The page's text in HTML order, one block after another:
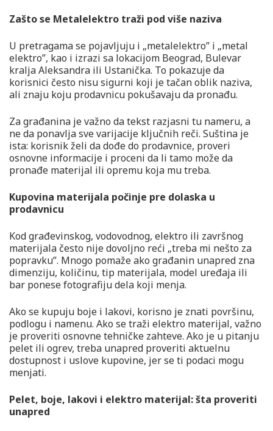
Zašto se Metalelektro traži pod više naziva
U pretragama se pojavljuju i „metalelektro” i „metal
elektro”, kao i izrazi sa lokacijom Beograd, Bulevar
kralja Aleksandra ili Ustanička. To pokazuje da
korisnici često nisu sigurni koji je tačan oblik naziva,
ali znaju koju prodavnicu pokušavaju da pronađu.
Za građanina je važno da tekst razjasni tu nameru, a
ne da ponavlja sve varijacije ključnih reči. Suština je
ista: korisnik želi da dođe do prodavnice, proveri
osnovne informacije i proceni da li tamo može da
pronađe materijal ili opremu koja mu treba.
Kupovina materijala počinje pre dolaska u
prodavnicu
Kod građevinskog, vodovodnog, elektro ili završnog
materijala često nije dovoljno reći „treba mi nešto za
popravku”. Mnogo pomaže ako građanin unapred zna
dimenziju, količinu, tip materijala, model uređaja ili
bar ponese fotografiju dela koji menja.
Ako se kupuju boje i lakovi, korisno je znati površinu,
podlogu i namenu. Ako se traži elektro materijal, važno
je proveriti osnovne tehničke zahteve. Ako je u pitanju
pelet ili ogrev, treba unapred proveriti aktuelnu
dostupnost i uslove kupovine, jer se ti podaci mogu
menjati.
Pelet, boje, lakovi i elektro materijal: šta proveriti
unapred